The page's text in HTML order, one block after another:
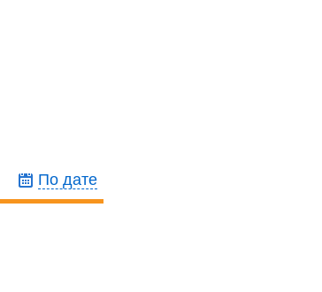
По дате